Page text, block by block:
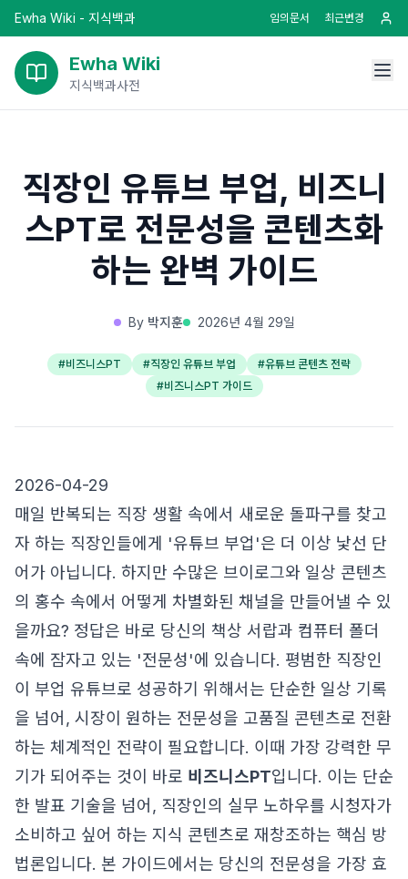
Ewha Wiki - 지식백과 임의문서 최근변경
Ewha Wiki
지식백과사전
직장인 유튜브 부업, 비즈니
스PT로 전문성을 콘텐츠화
하는 완벽 가이드
By 박지훈 2026년 4월 29일
#비즈니스PT #직장인 유튜브 부업 #유튜브 콘텐츠 전략
#비즈니스PT 가이드
2026-04-29
매일 반복되는 직장 생활 속에서 새로운 돌파구를 찾고
자 하는 직장인들에게 '유튜브 부업'은 더 이상 낯선 단
어가 아닙니다. 하지만 수많은 브이로그와 일상 콘텐츠
의 홍수 속에서 어떻게 차별화된 채널을 만들어낼 수 있
을까요? 정답은 바로 당신의 책상 서랍과 컴퓨터 폴더
속에 잠자고 있는 '전문성'에 있습니다. 평범한 직장인
이 부업 유튜브로 성공하기 위해서는 단순한 일상 기록
을 넘어, 시장이 원하는 전문성을 고품질 콘텐츠로 전환
하는 체계적인 전략이 필요합니다. 이때 가장 강력한 무
기가 되어주는 것이 바로 비즈니스PT입니다. 이는 단순
한 발표 기술을 넘어, 직장인의 실무 노하우를 시청자가
소비하고 싶어 하는 지식 콘텐츠로 재창조하는 핵심 방
법론입니다. 본 가이드에서는 당신의 전문성을 가장 효